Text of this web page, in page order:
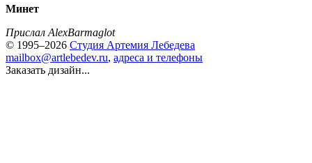
Минет
Прислал AlexBarmaglot
© 1995–2026 Студия Артемия Лебедева
mailbox@artlebedev.ru, адреса и телефоны
Заказать дизайн...